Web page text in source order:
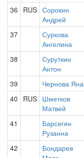
36 RUS Сорокин
Андрей
37
Суркова
Ангелина
38
Суруткин
Антон
39 Чернова Яна
40
RUS Шметков
Матвей
41
Барсегян
Рузанна
42
Бондарев